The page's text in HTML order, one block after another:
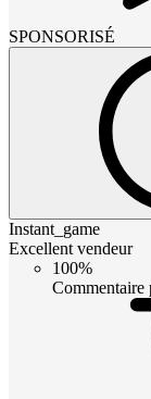
SPONSORISÉ
Instant_game
Excellent vendeur
100%
Commentaire